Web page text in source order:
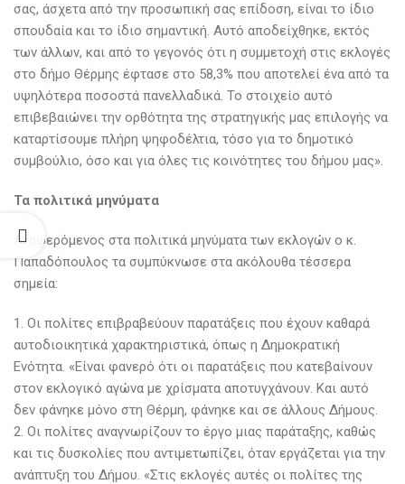
σας, άσχετα από την προσωπική σας επίδοση, είναι το ίδιο
σπουδαία και το ίδιο σημαντική. Αυτό αποδείχθηκε, εκτός
των άλλων, και από το γεγονός ότι η συμμετοχή στις εκλογές
στο δήμο Θέρμης έφτασε στο 58,3% που αποτελεί ένα από τα
υψηλότερα ποσοστά πανελλαδικά. Το στοιχείο αυτό
επιβεβαιώνει την ορθότητα της στρατηγικής μας επιλογής να
καταρτίσουμε πλήρη ψηφοδέλτια, τόσο για το δημοτικό
συμβούλιο, όσο και για όλες τις κοινότητες του δήμου μας».
Τα πολιτικά μηνύματα
Αναφερόμενος στα πολιτικά μηνύματα των εκλογών ο κ.
Παπαδόπουλος τα συμπύκνωσε στα ακόλουθα τέσσερα
σημεία:
1. Οι πολίτες επιβραβεύουν παρατάξεις που έχουν καθαρά
αυτοδιοικητικά χαρακτηριστικά, όπως η Δημοκρατική
Ενότητα. «Είναι φανερό ότι οι παρατάξεις που κατεβαίνουν
στον εκλογικό αγώνα με χρίσματα αποτυγχάνουν. Και αυτό
δεν φάνηκε μόνο στη Θέρμη, φάνηκε και σε άλλους Δήμους.
2. Οι πολίτες αναγνωρίζουν το έργο μιας παράταξης, καθώς
και τις δυσκολίες που αντιμετωπίζει, όταν εργάζεται για την
ανάπτυξη του Δήμου. «Στις εκλογές αυτές οι πολίτες της